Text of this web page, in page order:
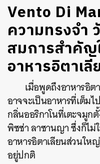
Vento Di
ความทรงจำ
สมการสำคัญ
อาหารอิตาเ
เมื่อพูดถึงอาหารอิ
อาจจะเป็นอาหารที่เต็ม
กลิ่นออริกาโนที่เตะจมูก
พิซซ่า ลาซานญา ซึ่งก็ไม่
อาหารอิตาเลียนส่วนให
อยู่ปกติ